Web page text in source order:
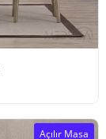
Açılır Masa